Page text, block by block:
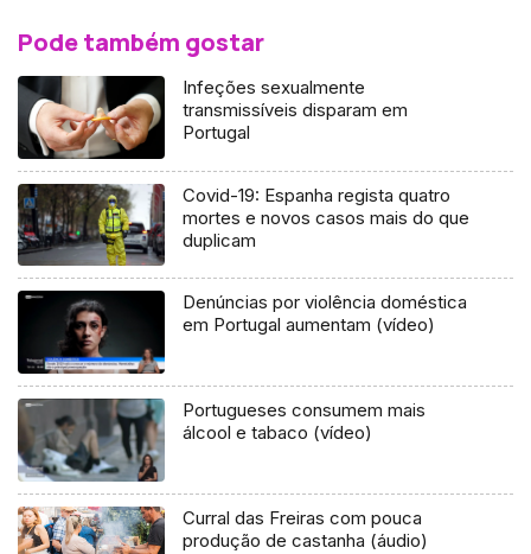
Pode também gostar
Infeções sexualmente
transmissíveis disparam em
Portugal
Covid-19: Espanha regista quatro
mortes e novos casos mais do que
duplicam
Denúncias por violência doméstica
em Portugal aumentam (vídeo)
Portugueses consumem mais
álcool e tabaco (vídeo)
Curral das Freiras com pouca
produção de castanha (áudio)